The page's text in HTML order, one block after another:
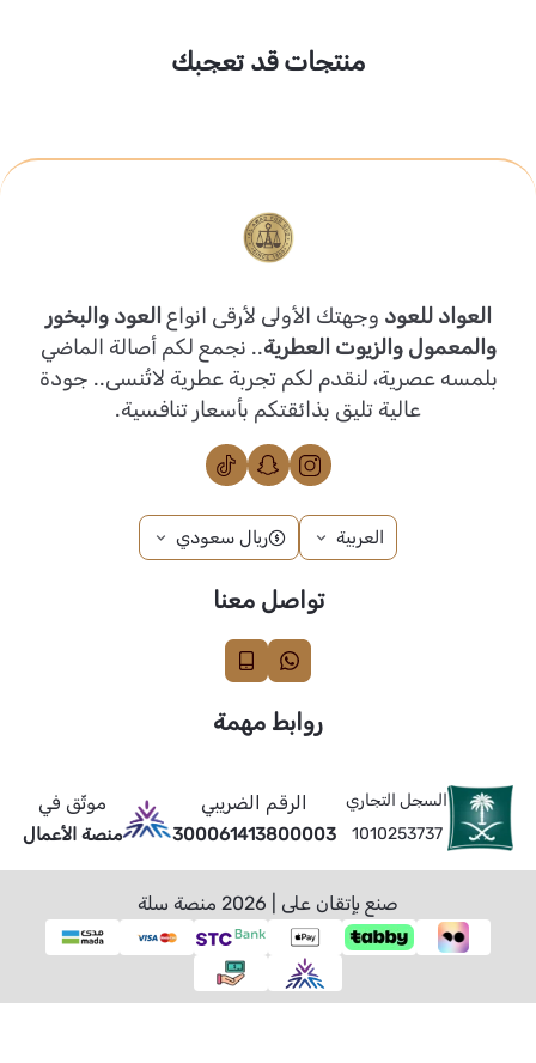
منتجات قد تعجبك
العواد للعود وجهتك الأولى لأرقى انواع العود والبخور
والمعمول والزيوت العطرية.. نجمع لكم أصالة الماضي
بلمسه عصرية، لنقدم لكم تجربة عطرية لاتُنسى.. جودة
عالية تليق بذائقتكم بأسعار تنافسية.
العربية ريال سعودي
تواصل معنا
روابط مهمة
السجل التجاري
1010253737
الرقم الضريبي
300061413800003
موثّق في
منصة الأعمال
صنع بإتقان على | 2026 منصة سلة